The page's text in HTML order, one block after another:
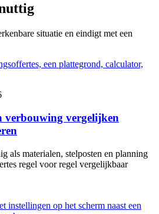
situatie en eindigt met een
verbouwing vergelijken
als materialen, stelposten en planning
regel voor regel vergelijkbaar